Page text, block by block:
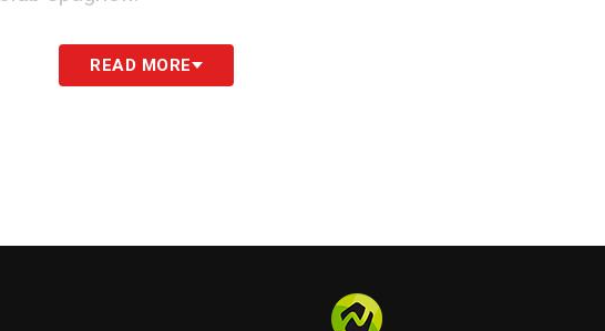
Torres, De Frutos, Yeremy Pino, Lamine Yamal, Oyarzabal,
READ MORE